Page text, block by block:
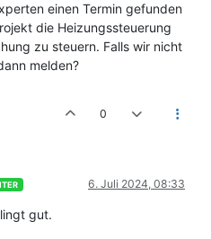
einen Termin gefunden
die Heizungssteuerung
zu steuern. Falls wir nicht
melden?
0
6. Juli 2024, 08:33
gut.